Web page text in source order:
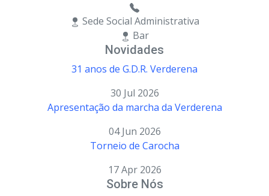
Sede Social Administrativa
Bar
Novidades
31 anos de G.D.R. Verderena
30 Jul 2026
Apresentação da marcha da Verderena
04 Jun 2026
Torneio de Carocha
17 Apr 2026
Sobre Nós